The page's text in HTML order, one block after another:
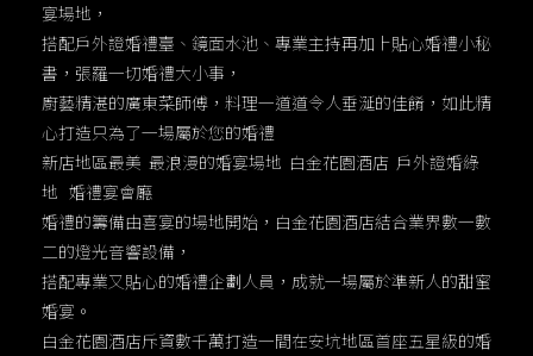
宴場地，
搭配戶外證婚禮臺、鏡面水池、專業主持再加上貼心婚禮小秘
書，張羅一切婚禮大小事，
廚藝精湛的廣東菜師傅，料理一道道令人垂涎的佳餚，如此精
心打造只為了一場屬於您的婚禮
新店地區最美 最浪漫的婚宴場地 白金花園酒店 戶外證婚綠
地 婚禮宴會廳
婚禮的籌備由喜宴的場地開始，白金花園酒店結合業界數一數
二的燈光音響設備，
搭配專業又貼心的婚禮企劃人員，成就一場屬於準新人的甜蜜
婚宴。
白金花園酒店斥資數千萬打造一間在安坑地區首座五星級的婚